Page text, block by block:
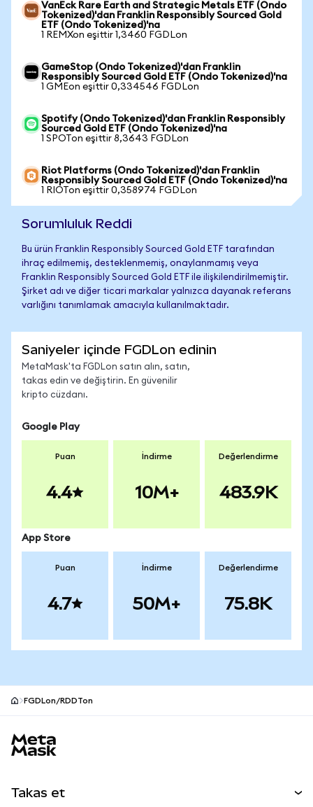
VanEck Rare Earth and Strategic Metals ETF (Ondo
Tokenized)'dan Franklin Responsibly Sourced Gold
ETF (Ondo Tokenized)'na
1 REMXon eşittir 1,3460 FGDLon
GameStop (Ondo Tokenized)'dan Franklin
Responsibly Sourced Gold ETF (Ondo Tokenized)'na
1 GMEon eşittir 0,334546 FGDLon
Spotify (Ondo Tokenized)'dan Franklin Responsibly
Sourced Gold ETF (Ondo Tokenized)'na
1 SPOTon eşittir 8,3643 FGDLon
Riot Platforms (Ondo Tokenized)'dan Franklin
Responsibly Sourced Gold ETF (Ondo Tokenized)'na
1 RIOTon eşittir 0,358974 FGDLon
Sorumluluk Reddi
Bu ürün Franklin Responsibly Sourced Gold ETF tarafından
ihraç edilmemiş, desteklenmemiş, onaylanmamış veya
Franklin Responsibly Sourced Gold ETF ile ilişkilendirilmemiştir.
Şirket adı ve diğer ticari markalar yalnızca dayanak referans
varlığını tanımlamak amacıyla kullanılmaktadır.
Saniyeler içinde FGDLon edinin
MetaMask'ta FGDLon satın alın, satın,
takas edin ve değiştirin. En güvenilir
kripto cüzdanı.
Google Play
Puan
4.4
İndirme
10M+
Değerlendirme
483.9K
App Store
Puan
4.7
İndirme
50M+
Değerlendirme
75.8K
FGDLon/RDDTon
Takas et